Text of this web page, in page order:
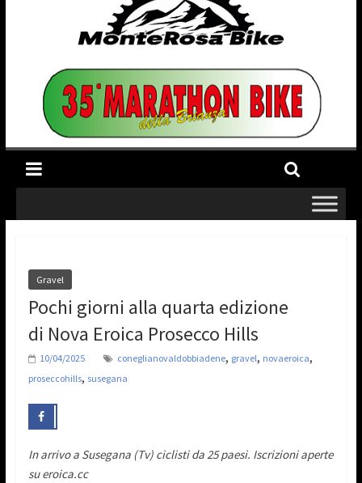
Gravel
Pochi giorni alla quarta edizione
di Nova Eroica Prosecco Hills
10/04/2025 coneglianovaldobbiadene, gravel, novaeroica,
proseccohills, susegana
In arrivo a Susegana (Tv) ciclisti da 25 paesi. Iscrizioni aperte
su eroica.cc